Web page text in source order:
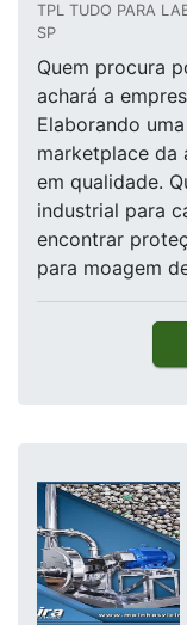
TPL TUDO PARA
SP
Quem procura
achará a
Elaborando
marketplace da
em qualidade.
industrial para
encontrar
para moagem